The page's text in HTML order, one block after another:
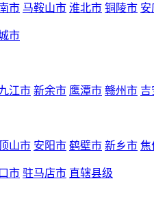
市 马鞍山市 淮北市 铜陵市 安
市
江市 新余市 鹰潭市 赣州市 吉
山市 安阳市 鹤壁市 新乡市 焦
市 驻马店市 直辖县级